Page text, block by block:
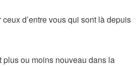
d’entre vous qui sont là depuis
plus ou moins nouveau dans la